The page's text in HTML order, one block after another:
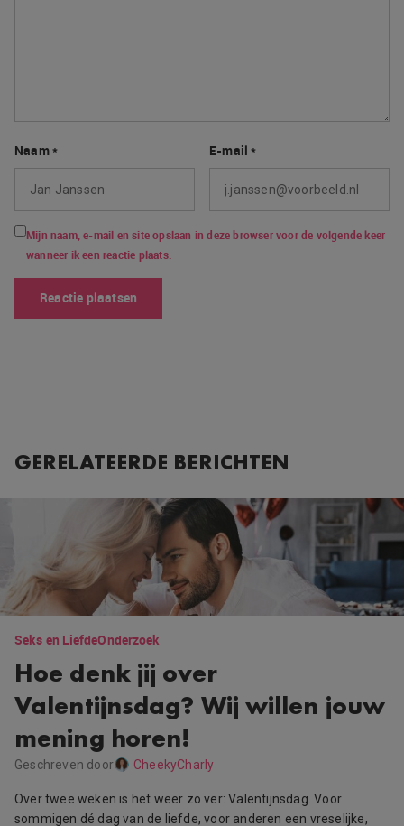
Naam* E-mail*
Mijn naam, e-mail en site opslaan in deze browser voor de volgende keer
wanneer ik een reactie plaats.
GERELATEERDE BERICHTEN
Seks en LiefdeOnderzoek
Hoe denk jij over
Valentijnsdag? Wij willen jouw
mening horen!
Geschreven door CheekyCharly
Over twee weken is het weer zo ver: Valentijnsdag. Voor
sommigen dé dag van de liefde, voor anderen een vreselijke,